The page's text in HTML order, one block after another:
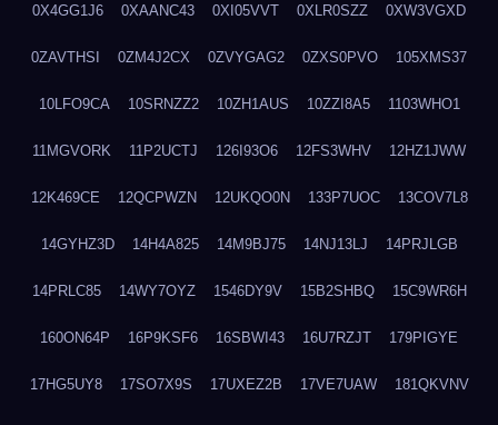
0X4GG1J6 0XAANC43 0XI05VVT 0XLR0SZZ 0XW3VGXD
0ZAVTHSI 0ZM4J2CX 0ZVYGAG2 0ZXS0PVO 105XMS37
10LFO9CA 10SRNZZ2 10ZH1AUS 10ZZI8A5 1103WHO1
11MGVORK 11P2UCTJ 126I93O6 12FS3WHV 12HZ1JWW
12K469CE 12QCPWZN 12UKQO0N 133P7UOC 13COV7L8
14GYHZ3D 14H4A825 14M9BJ75 14NJ13LJ 14PRJLGB
14PRLC85 14WY7OYZ 1546DY9V 15B2SHBQ 15C9WR6H
160ON64P 16P9KSF6 16SBWI43 16U7RZJT 179PIGYE
17HG5UY8 17SO7X9S 17UXEZ2B 17VE7UAW 181QKVNV